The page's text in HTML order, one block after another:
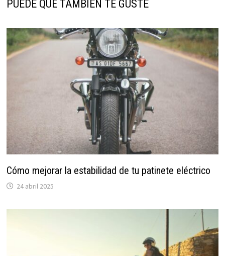
PUEDE QUE TAMBIÉN TE GUSTE
Cómo mejorar la estabilidad de tu patinete eléctrico
24 abril 2025